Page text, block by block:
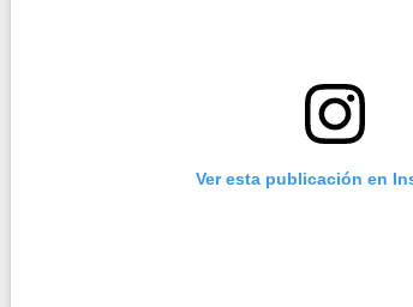
Ver esta publicación en